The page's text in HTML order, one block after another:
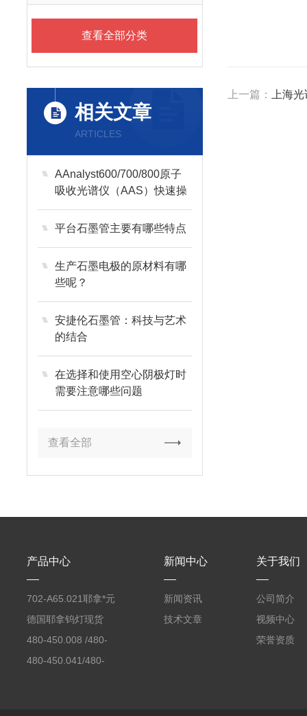
查看全部分类
相关文章
ARTICLES
AAnalyst600/700/800原子
吸收光谱仪（AAS）快速操
作指南（石墨炉）
平台石墨管主要有哪些特点
生产石墨电极的原材料有哪
些呢？
安捷伦石墨管：科技与艺术
的结合
在选择和使用空心阴极灯时
需要注意哪些问题
查看全部
上一篇： 上海
产品中心
702-A65.021耶拿*元
素分析仪反应罐
德国耶拿钨灯现货
480-450.008 /480-
450.008C耶拿镉Cd空
480-450.041/480-
新闻中心
新闻资讯
技术文章
关于我们
公司简介
视频中心
荣誉资质